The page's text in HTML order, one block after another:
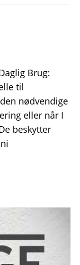
Brug:
til
nødvendige
eller når I
beskytter